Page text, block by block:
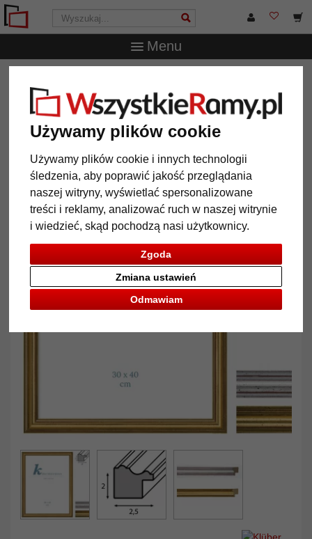
Używamy plików cookie
Używamy plików cookie i innych technologii
śledzenia, aby poprawić jakość przeglądania
naszej witryny, wyświetlać spersonalizowane
treści i reklamy, analizować ruch w naszej witrynie
i wiedzieć, skąd pochodzą nasi użytkownicy.
Zgoda
Odmawiam
Zmiana ustawień
Menu
Puntallana na wymiar
Rama drewniana Puntallana na
wymiar
Powrót